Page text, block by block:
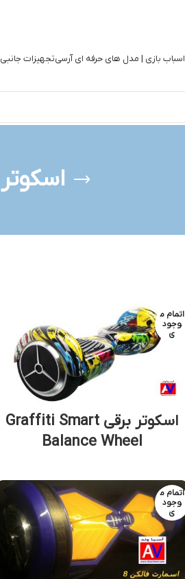
اسباب بازی | مدل های حرفه ای آرسیتجهیزات
اتمام م
وجود
ی
اسکوتر برقی Graffiti Smart
Balance Wheel
اتمام م
وجود
ی